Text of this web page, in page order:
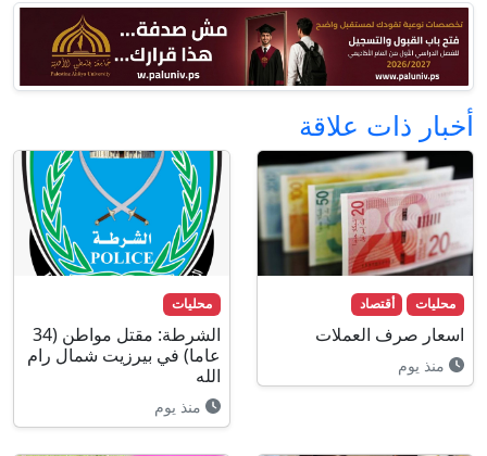
أخبار ذات علاقة
محليات أقتصاد
اسعار صرف العملات
منذ يوم
محليات
الشرطة: مقتل مواطن (34
عاما) في بيرزيت شمال رام
الله
منذ يوم